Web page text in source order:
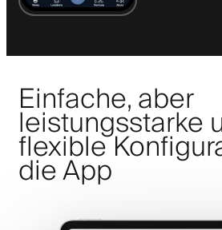
Einfache, aber
leistungsstarke
flexible
die App